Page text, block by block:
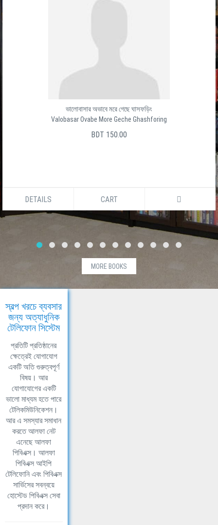
ভালোবাসার অভাবে মরে গেছে ঘাসফড়িং
Valobasar Ovabe More Geche Ghashforing
BDT 150.00
DETAILS CART
MORE BOOKS
স্বল্প খরচে ব্যবসার
জন্য অত্যাধুনিক
টেলিফোন সিস্টেম
প্রতিটি প্রতিষ্ঠানের
ক্ষেত্রেই যোগাযোগ
একটি অতি গুরুত্বপূর্ণ
বিষয়। আর
যোগাযোগের একটি
ভালো মাধ্যম হতে পারে
টেলিকমিউনিকেশন।
আর এ সমস্যার সমাধান
করতে আলফা নেট
এনেছে আলফা
পিবিএক্স। আলফা
পিবিএক্স আইপি
টেলিফোনি এবং পিবিএক্স
সার্ভিসের সবন্বয়ে
হোস্টেড পিবিএক্স সেবা
প্রদান করে।